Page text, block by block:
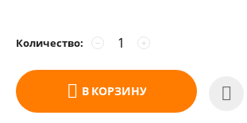
Количество: +
−
В КОРЗИНУ